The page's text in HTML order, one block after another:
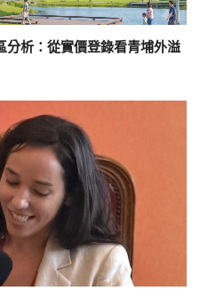
分析：從實價登錄看青埔外溢